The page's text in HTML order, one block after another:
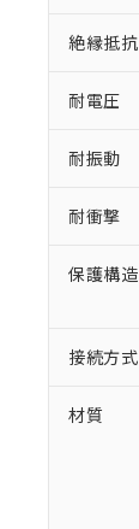
絶縁抵抗
耐電圧
耐振動
耐衝撃
保護構造
接続方式
材質